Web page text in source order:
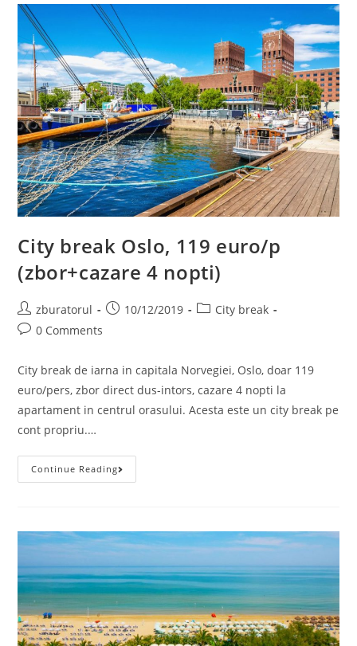
7
Nopti)
City break Oslo, 119 euro/p
(zbor+cazare 4 nopti)
Post
author:
zburatorul
Post10/12/2019
PostCity break
Post0 Comments
City break de iarna in capitala Norvegiei, Oslo, doar 119
euro/pers, zbor direct dus-intors, cazare 4 nopti la
apartament in centrul orasului. Acesta este un city break pe
cont propriu.…
Continue ReadingCity
Break
4
Nopti)